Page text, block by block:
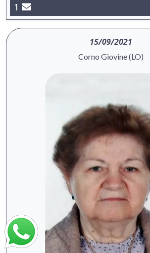
1
15/09/2021
Corno Giovine (LO)